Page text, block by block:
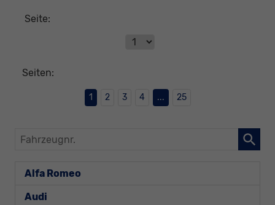
Seite:
Seiten:
1 2 3 4 ... 25
Fahrzeugnr.
Alfa Romeo
Audi